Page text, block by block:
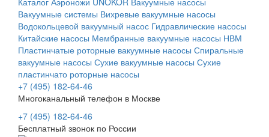
Вакуумные системы Вихревые вакуумные насосы
Водокольцевой вакуумный насос Гидравлические насосы
Китайские насосы Мембранные вакуумные насосы НВМ
Пластинчатые роторные вакуумные насосы Спиральные
вакуумные насосы Сухие вакуумные насосы Сухие
пластинчато роторные насосы
+7 (495) 182-64-46
Многоканальный телефон в Москве
+7 (495) 182-64-46
Бесплатный звонок по России